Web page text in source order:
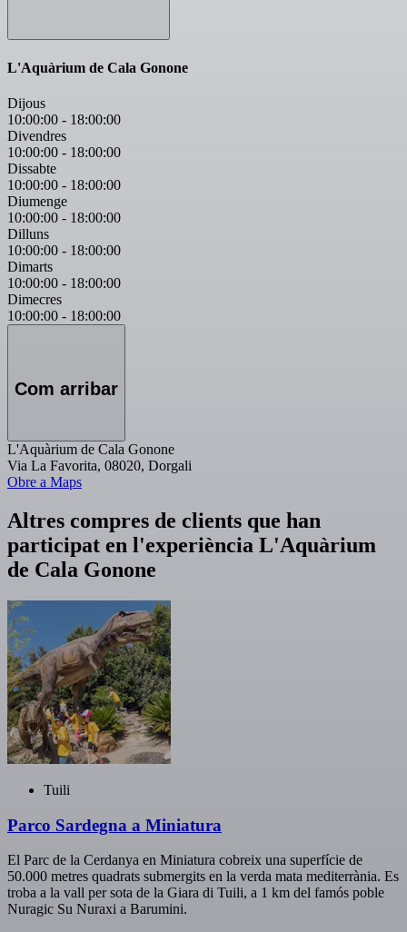
L'Aquàrium de Cala Gonone
Dijous
10:00:00 - 18:00:00
Divendres
10:00:00 - 18:00:00
Dissabte
10:00:00 - 18:00:00
Diumenge
10:00:00 - 18:00:00
Dilluns
10:00:00 - 18:00:00
Dimarts
10:00:00 - 18:00:00
Dimecres
10:00:00 - 18:00:00
Com arribar
L'Aquàrium de Cala Gonone
Via La Favorita, 08020, Dorgali
Obre a Maps
Altres compres de clients que han
participat en l'experiència L'Aquàrium
de Cala Gonone
Tuili
Parco Sardegna a Miniatura
El Parc de la Cerdanya en Miniatura cobreix una superfície de
50.000 metres quadrats submergits en la verda mata mediterrània. Es
troba a la vall per sota de la Giara di Tuili, a 1 km del famós poble
Nuragic Su Nuraxi a Barumini.